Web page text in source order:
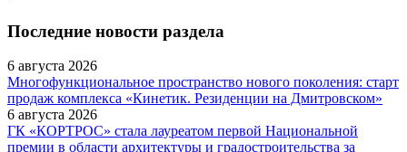
Последние новости раздела
6 августа 2026
Многофункциональное пространство нового поколения: старт
продаж комплекса «Кинетик. Резиденции на Дмитровском»
6 августа 2026
ГК «КОРТРОС» стала лауреатом первой Национальной
премии в области архитектуры и градостроительства за